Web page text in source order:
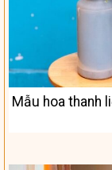
Mẫu hoa thanh